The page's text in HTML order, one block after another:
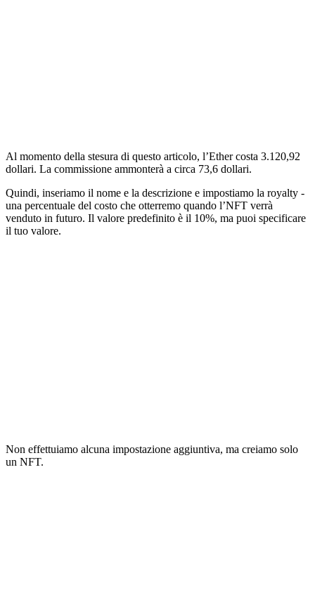
Al momento della stesura di questo articolo, l’Ether costa 3.120,92
dollari. La commissione ammonterà a circa 73,6 dollari.
Quindi, inseriamo il nome e la descrizione e impostiamo la royalty -
una percentuale del costo che otterremo quando l’NFT verrà
venduto in futuro. Il valore predefinito è il 10%, ma puoi specificare
il tuo valore.
Non effettuiamo alcuna impostazione aggiuntiva, ma creiamo solo
un NFT.